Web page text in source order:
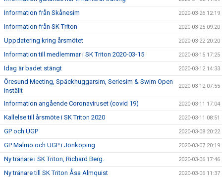
Information från Skånesim 2020-03-26 12:19
Information från SK Triton 2020-03-25 09:20
Uppdatering kring årsmötet 2020-03-22 20:20
Information till medlemmar i SK Triton 2020-03-15 2020-03-15 17:25
Idag är badet stängt 2020-03-12 14:33
Öresund Meeting, Späckhuggarsim, Seriesim & Swim Open
inställt
2020-03-12 07:55
Information angående Coronaviruset (covid 19) 2020-03-11 17:04
Kallelse till årsmöte i SK Triton 2020 2020-03-11 08:51
GP och UGP 2020-03-08 20:22
GP Malmö och UGP i Jönköping 2020-03-07 20:19
Ny tränare i SK Triton, Richard Berg. 2020-03-06 17:46
Ny tränare till SK Triton Åsa Almquist 2020-03-06 11:37